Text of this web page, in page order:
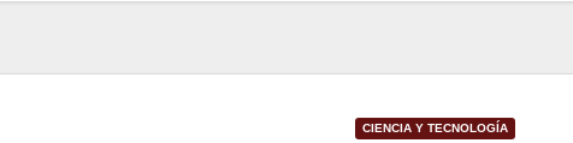
CIENCIA Y TECNOLOGÍA